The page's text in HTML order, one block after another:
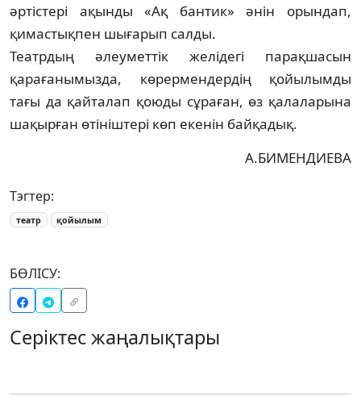
әртістері ақынды «Ақ бан­тик» әнін орындап,
қимастықпен шыға­рып салды.
Театрдың әлеуметтік желідегі парақ­ша­сын
қарағанымызда, көрермендердің қойы­лымды
тағы да қайталап қоюды сұра­ған, өз қалаларына
шақырған өтініштері көп екенін байқадық.
А.БИМЕНДИЕВА
Тэгтер:
театр қойылым
БӨЛІСУ:
Серіктес жаңалықтары